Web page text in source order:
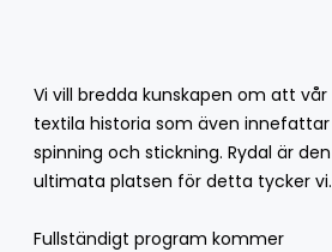
Vi vill bredda kunskapen om att vår
textila historia som även innefattar
spinning och stickning. Rydal är den
ultimata platsen för detta tycker vi.
Fullständigt program kommer